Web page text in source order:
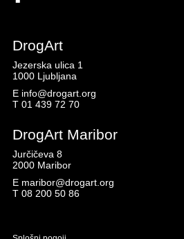
DrogArt
Jezerska ulica 1
1000 Ljubljana
E info@drogart.org
T 01 439 72 70
DrogArt Maribor
Jurčičeva 8
2000 Maribor
E maribor@drogart.org
T 08 200 50 86